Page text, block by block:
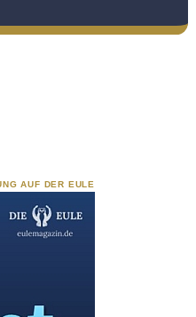
AUF DER EULE